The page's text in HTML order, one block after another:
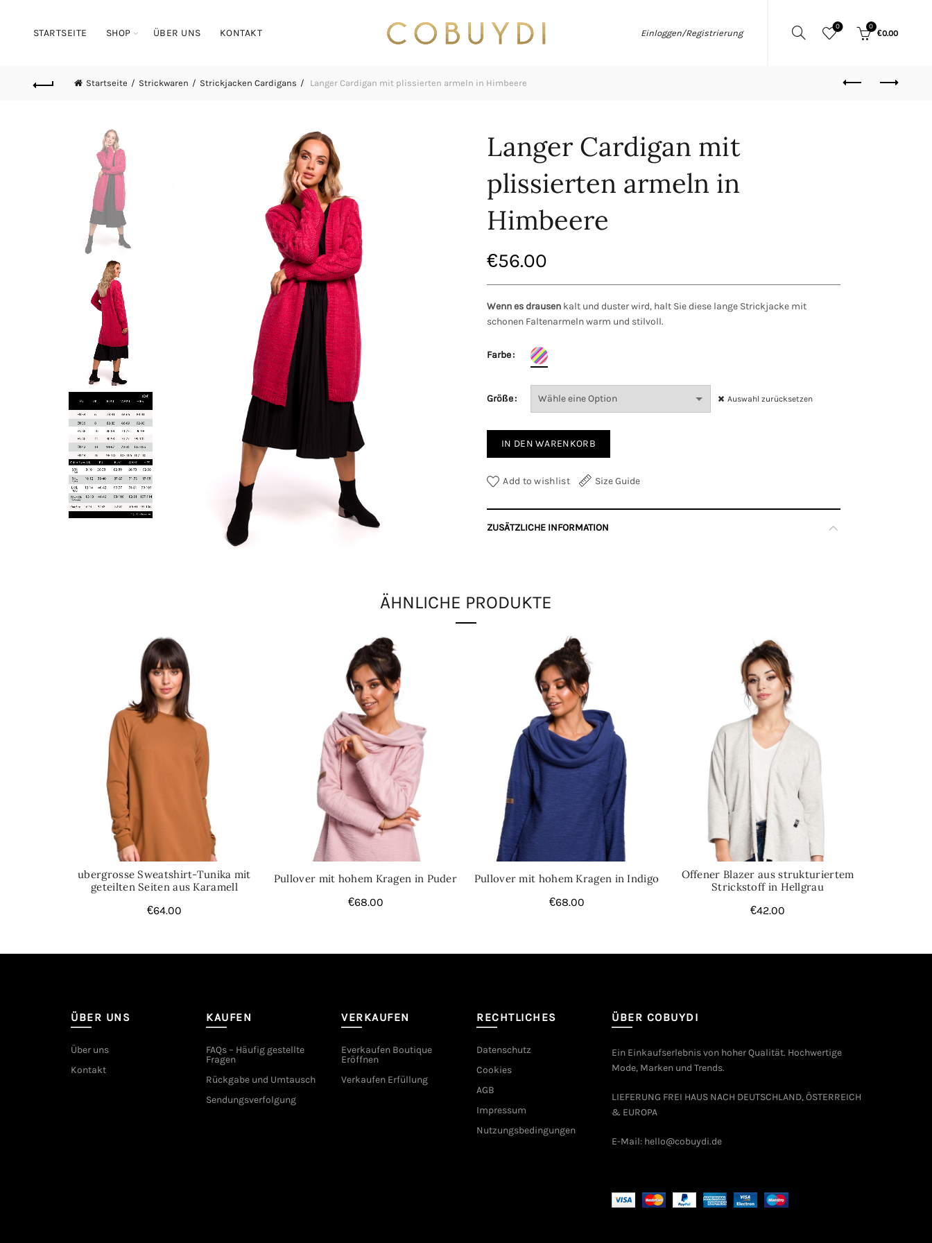
STARTSEITE SHOP ÜBER UNS KONTAKT Einloggen/Registrierung
0 0
€0.00
Startseite Strickwaren Strickjacken Cardigans Langer Cardigan mit plissierten armeln in Himbeere
Langer Cardigan mit
plissierten armeln in
Himbeere
€56.00
Wenn es drausen kalt und duster wird, halt Sie diese lange Strickjacke mit
schonen Faltenarmeln warm und stilvoll.
Farbe
Größe Auswahl zurücksetzen
IN DEN WARENKORB
Add to wishlist Size Guide
ZUSÄTZLICHE INFORMATION
ÄHNLICHE PRODUKTE
ubergrosse Sweatshirt-Tunika mit
geteilten Seiten aus Karamell
€64.00
Pullover mit hohem Kragen in Puder
€68.00
Pullover mit hohem Kragen in Indigo
€68.00
Offener Blazer aus strukturiertem
Strickstoff in Hellgrau
€42.00
ÜBER UNS
Über uns
Kontakt
KAUFEN
FAQs – Häufig gestellte
Fragen
Rückgabe und Umtausch
Sendungsverfolgung
VERKAUFEN
Everkaufen Boutique
Eröffnen
Verkaufen Erfüllung
RECHTLICHES
Datenschutz
Cookies
AGB
Impressum
Nutzungsbedingungen
ÜBER COBUYDI
Ein Einkaufserlebnis von hoher Qualität. Hochwertige
Mode, Marken und Trends.
LIEFERUNG FREI HAUS NACH DEUTSCHLAND, ÖSTERREICH
& EUROPA
E-Mail: hello@cobuydi.de